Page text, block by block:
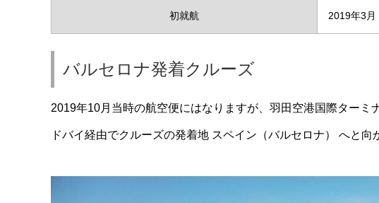
初就航 2019年3月
バルセロナ発着クルーズ
2019年10月当時の航空便にはなりますが、羽田空港国際ターミ
ドバイ経由でクルーズの発着地 スペイン（バルセロナ） へと向